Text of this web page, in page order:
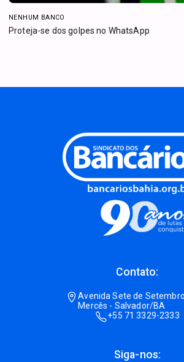
NENHUM BANCO
Proteja-se dos golpes no WhatsApp
Contato:
Avenida Sete de
Mercês - Salvador/BA
+55 71 3329-2333
Siga-nos: